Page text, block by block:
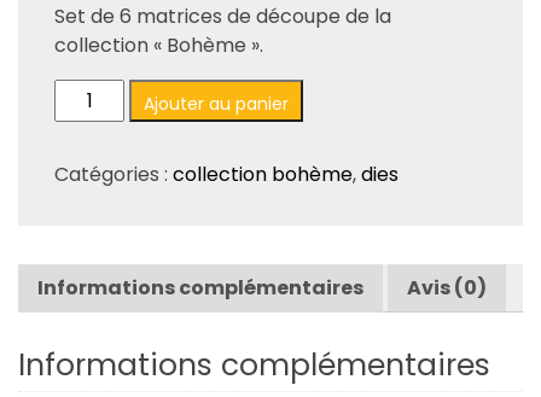
Set de 6 matrices de découpe de la
collection « Bohème ».
quantité
de
de
"6
esperluettes"
Collection
"Bohème"
Ajouter au panier
Catégories : collection bohème,dies
Informations complémentaires Avis (0)
Informations complémentaires